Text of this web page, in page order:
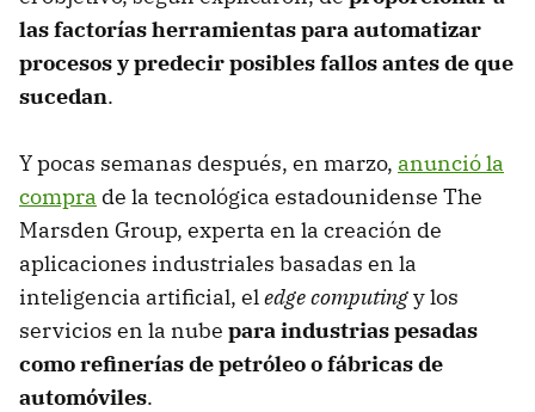
las factorías herramientas para automatizar
procesos y predecir posibles fallos antes de que
sucedan.
Y pocas semanas después, en marzo, anunció la
compra de la tecnológica estadounidense The
Marsden Group, experta en la creación de
aplicaciones industriales basadas en la
inteligencia artificial, eledge computingy los
servicios en la nube para industrias pesadas
como refinerías de petróleo o fábricas de
automóviles.